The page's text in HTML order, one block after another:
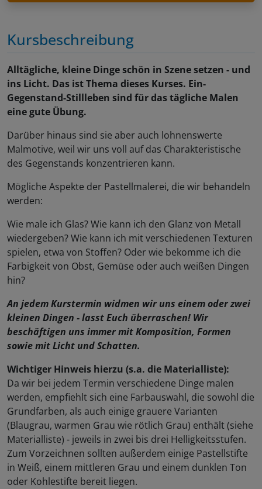
Kursbeschreibung
Alltägliche, kleine Dinge schön in Szene setzen - und
ins Licht. Das ist Thema dieses Kurses. Ein-
Gegenstand-Stillleben sind für das tägliche Malen
eine gute Übung.
Darüber hinaus sind sie aber auch lohnenswerte
Malmotive, weil wir uns voll auf das Charakteristische
des Gegenstands konzentrieren kann.
Mögliche Aspekte der Pastellmalerei, die wir behandeln
werden:
Wie male ich Glas? Wie kann ich den Glanz von Metall
wiedergeben? Wie kann ich mit verschiedenen Texturen
spielen, etwa von Stoffen? Oder wie bekomme ich die
Farbigkeit von Obst, Gemüse oder auch weißen Dingen
hin?
An jedem Kurstermin widmen wir uns einem oder zwei
kleinen Dingen - lasst Euch überraschen! Wir
beschäftigen uns immer mit Komposition, Formen
sowie mit Licht und Schatten.
Wichtiger Hinweis hierzu (s.a. die Materialliste):
Da wir bei jedem Termin verschiedene Dinge malen
werden, empfiehlt sich eine Farbauswahl, die sowohl die
Grundfarben, als auch einige grauere Varianten
(Blaugrau, warmen Grau wie rötlich Grau) enthält (siehe
Materialliste) - jeweils in zwei bis drei Helligkeitsstufen.
Zum Vorzeichnen sollten außerdem einige Pastellstifte
in Weiß, einem mittleren Grau und einem dunklen Ton
oder Kohlestifte bereit liegen.